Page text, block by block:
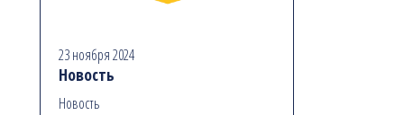
23 ноября 2024
Новость
Новость